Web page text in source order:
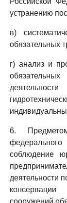
устранению
в)
обязательных
г) анализ и
6.
федерального
соблюдение
деятельности
сооружений